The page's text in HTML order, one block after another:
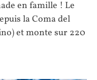
en famille ! Le
la Coma del
et monte sur 220